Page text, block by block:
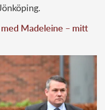
Madeleine – mitt